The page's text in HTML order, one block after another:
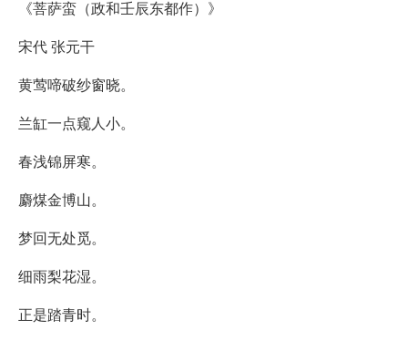
《菩萨蛮（政和壬辰东都作）》
宋代 张元干
黄莺啼破纱窗晓。
兰缸一点窥人小。
春浅锦屏寒。
麝煤金博山。
梦回无处觅。
细雨梨花湿。
正是踏青时。